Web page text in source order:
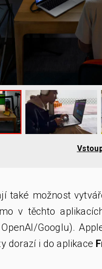
také možnost
v těchto
Googlu).
dorazí i do aplikace